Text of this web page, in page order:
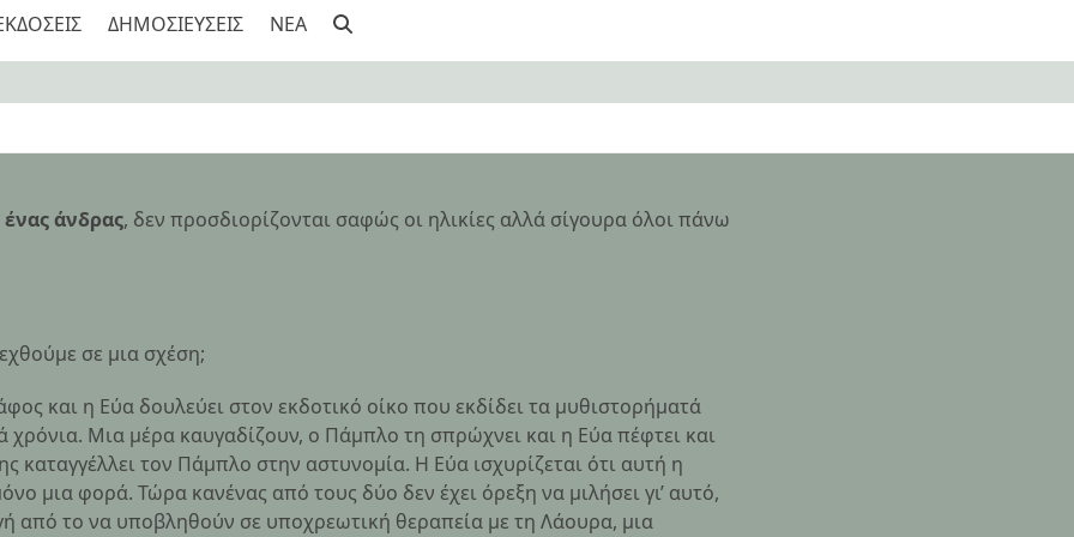
ΔΗΜΟΣΙΕΥΣΕΙΣ NEA
άνδρας, δεν προσδιορίζονται σαφώς οι ηλικίες αλλά σίγουρα όλοι πάνω
σε μια σχέση;
και η Εύα δουλεύει στον εκδοτικό οίκο που εκδίδει τα μυθιστορήματά
χρόνια. Μια μέρα καυγαδίζουν, ο Πάμπλο τη σπρώχνει και η Εύα πέφτει και
καταγγέλλει τον Πάμπλο στην αστυνομία. Η Εύα ισχυρίζεται ότι αυτή η
μια φορά. Τώρα κανένας από τους δύο δεν έχει όρεξη να μιλήσει γι’ αυτό,
από το να υποβληθούν σε υποχρεωτική θεραπεία με τη Λάουρα, μια